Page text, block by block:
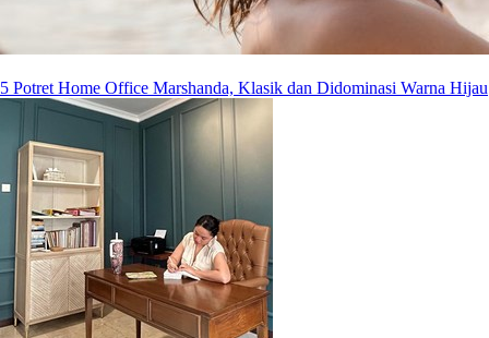
5 Potret Home Office Marshanda, Klasik dan Didominasi Warna Hijau